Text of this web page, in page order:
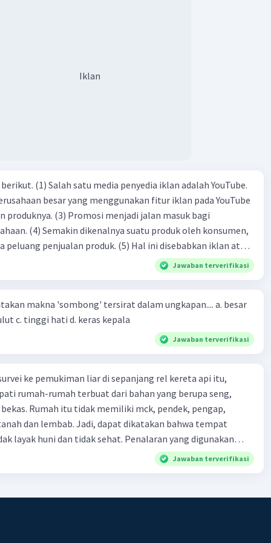
Iklan
iklan adalah YouTube.
besar yang menggunakan fitur iklan pada YouTube
menjadi jalan masuk bagi
oleh konsumen,
produk. (5) Hal ini disebabkan iklan atau
cara untuk mengenalkan produk perusahaan kepada
(2)
Jawaban terverifikasi
makna 'sombong' tersirat dalam ungkapan.... a. besar
kepala b. besar mulut c. tinggi hati d. keras kepala
Jawaban terverifikasi
ke pemukiman liar di sepanjang rel kereta api itu,
rumah-rumah terbuat dari bahan yang berupa seng,
bekas. Rumah itu tidak memiliki mck, pendek, pengap,
dan lembab. Jadi, dapat dikatakan bahwa tempat
dan tidak sehat. Penalaran yang digunakan
adalah . . . .
Jawaban terverifikasi